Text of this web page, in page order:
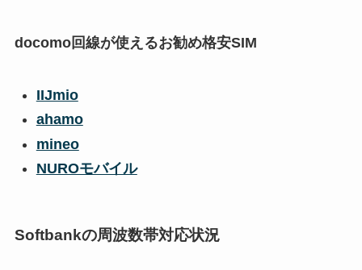
docomo回線が使えるお勧め格安SIM
IIJmio
ahamo
mineo
NUROモバイル
Softbankの周波数帯対応状況